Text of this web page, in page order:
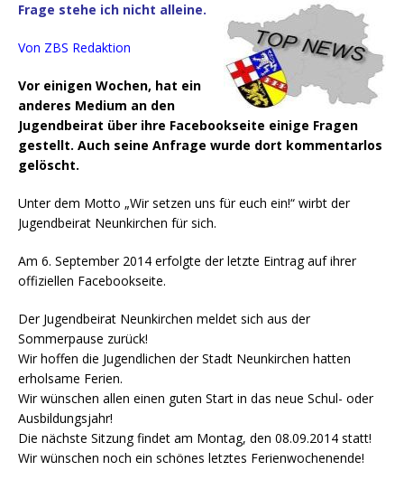
Frage stehe ich nicht alleine.
Von ZBS Redaktion
Vor einigen Wochen, hat ein
anderes Medium an den
Jugendbeirat über ihre Facebookseite einige Fragen
gestellt. Auch seine Anfrage wurde dort kommentarlos
gelöscht.
Unter dem Motto „Wir setzen uns für euch ein!“ wirbt der
Jugendbeirat Neunkirchen für sich.
Am 6. September 2014 erfolgte der letzte Eintrag auf ihrer
offiziellen Facebookseite.
Der Jugendbeirat Neunkirchen meldet sich aus der
Sommerpause zurück!
Wir hoffen die Jugendlichen der Stadt Neunkirchen hatten
erholsame Ferien.
Wir wünschen allen einen guten Start in das neue Schul- oder
Ausbildungsjahr!
Die nächste Sitzung findet am Montag, den 08.09.2014 statt!
Wir wünschen noch ein schönes letztes Ferienwochenende!